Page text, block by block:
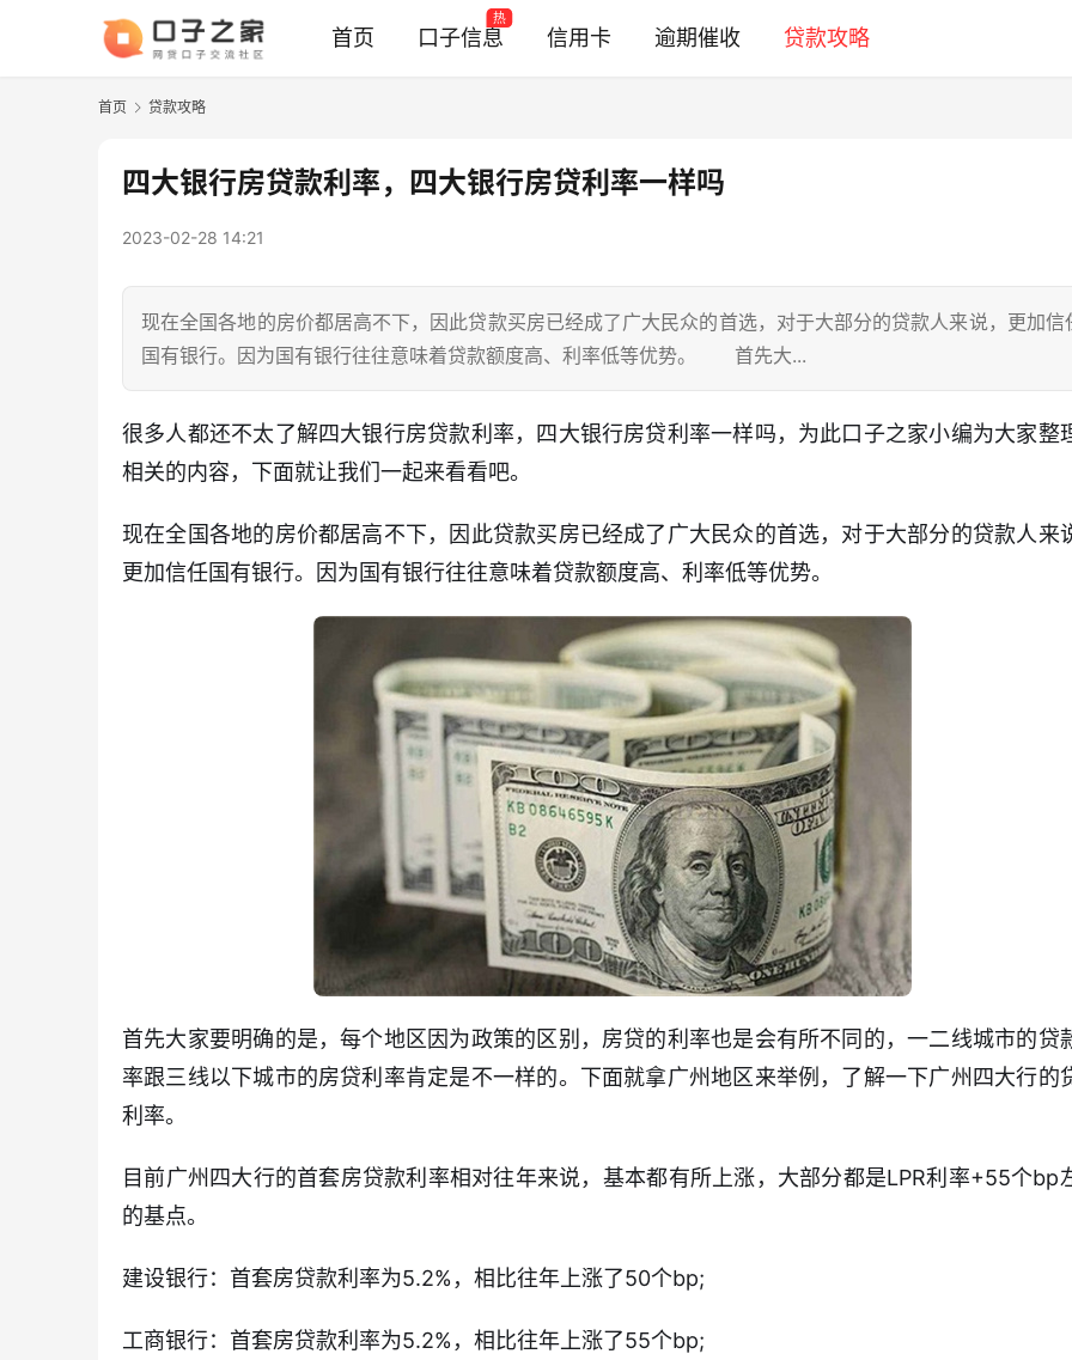
首页 口子信息
热
信用卡 逾期催收 贷款攻略
首页 贷款攻略
四大银行房贷款利率，四大银行房贷利率一样吗
2023-02-28 14:21
现在全国各地的房价都居高不下，因此贷款买房已经成了广大民众的首选，对于大部分的贷款人来说，更加信
国有银行。因为国有银行往往意味着贷款额度高、利率低等优势。 首先大...
很多人都还不太了解四大银行房贷款利率，四大银行房贷利率一样吗，为此口子之家小编为大家整
相关的内容，下面就让我们一起来看看吧。
现在全国各地的房价都居高不下，因此贷款买房已经成了广大民众的首选，对于大部分的贷款人来
更加信任国有银行。因为国有银行往往意味着贷款额度高、利率低等优势。
首先大家要明确的是，每个地区因为政策的区别，房贷的利率也是会有所不同的，一二线城市的贷
率跟三线以下城市的房贷利率肯定是不一样的。下面就拿广州地区来举例，了解一下广州四大行的
利率。
目前广州四大行的首套房贷款利率相对往年来说，基本都有所上涨，大部分都是LPR利率+55个bp
的基点。
建设银行：首套房贷款利率为5.2%，相比往年上涨了50个bp;
工商银行：首套房贷款利率为5.2%，相比往年上涨了55个bp;